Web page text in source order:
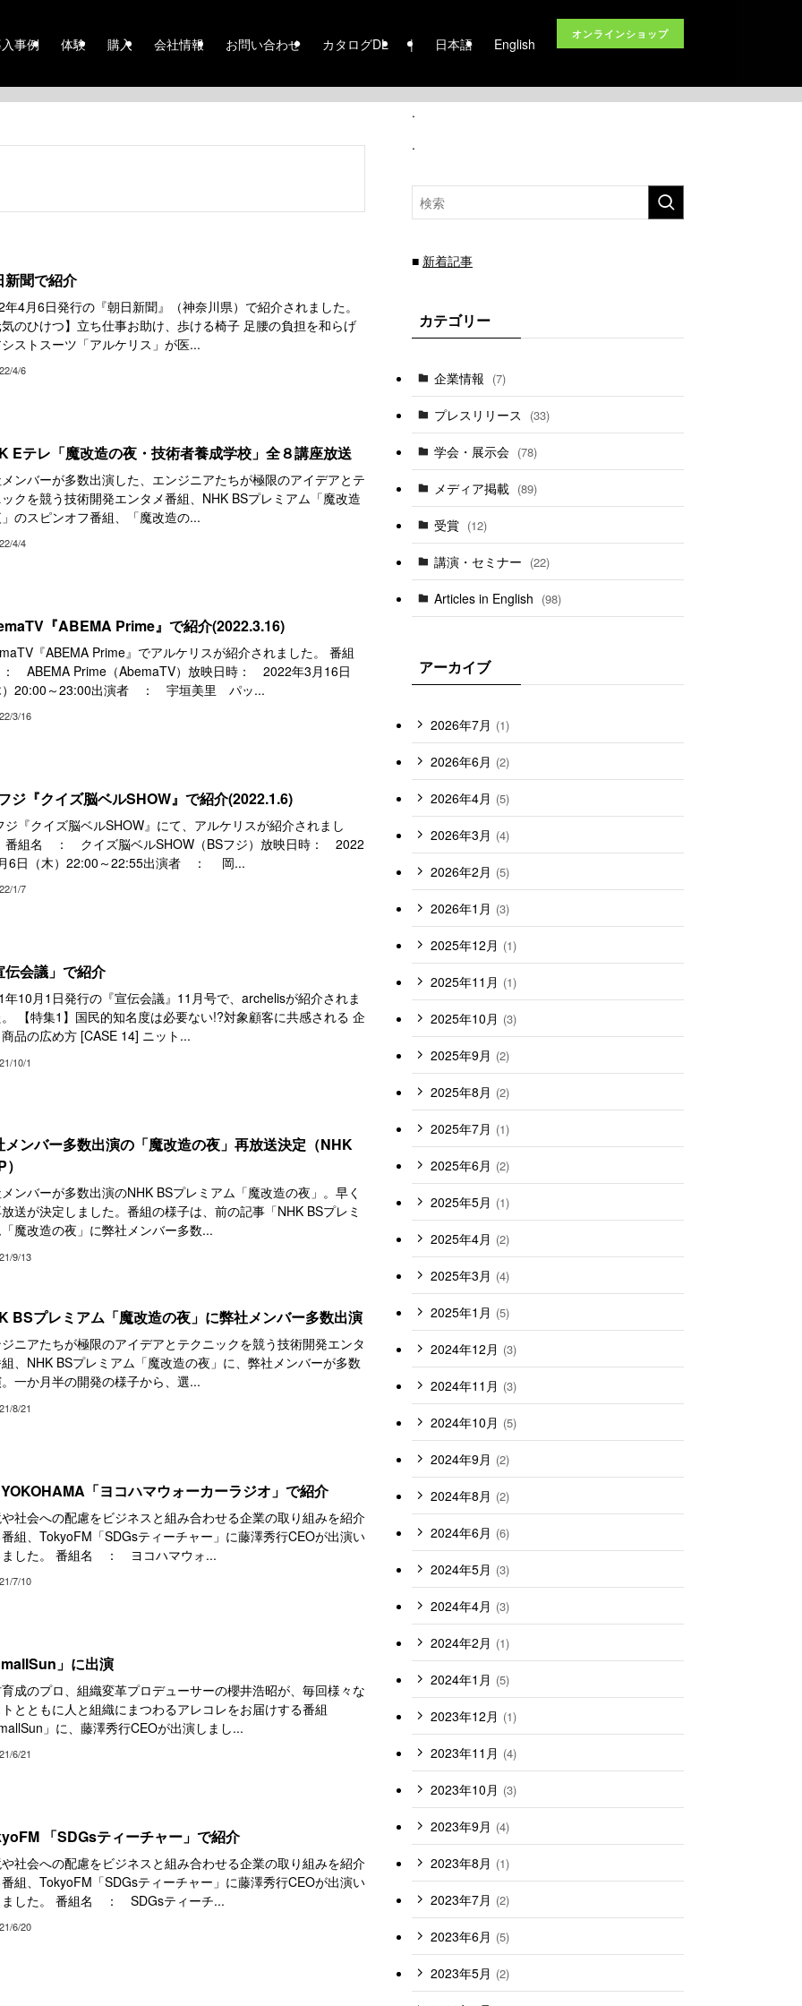
事例 体験 購入 会社情報 お問い合わせ カタログDL | 日本語 English
オンラインショップ
新聞で紹介
年4月6日発行の『朝日新聞』（神奈川県）で紹介されました。
のひけつ】立ち仕事お助け、歩ける椅子 足腰の負担を和らげ
ストスーツ「アルケリス」が医...
4/6
Eテレ「魔改造の夜・技術者養成学校」全８講座放送
ンバーが多数出演した、エンジニアたちが極限のアイデアとテ
クを競う技術開発エンタメ番組、NHK BSプレミアム「魔改造
のスピンオフ番組、「魔改造の...
4/4
『ABEMA Prime』で紹介(2022.3.16)
『ABEMA Prime』でアルケリスが紹介されました。 番組
ABEMA Prime（AbemaTV）放映日時： 2022年3月16日
）20:00～23:00出演者 ： 宇垣美里 パッ...
3/16
ジ『クイズ脳ベルSHOW』で紹介(2022.1.6)
ジ『クイズ脳ベルSHOW』にて、アルケリスが紹介されまし
番組名 ： クイズ脳ベルSHOW（BSフジ）放映日時： 2022
6日（木）22:00～22:55出演者 ： 岡...
1/7
伝会議」で紹介
年10月1日発行の『宣伝会議』11月号で、archelisが紹介されま
【特集1】国民的知名度は必要ない!?対象顧客に共感される 企
品の広め方 [CASE 14] ニット...
10/1
メンバー多数出演の「魔改造の夜」再放送決定（NHK
ンバーが多数出演のNHK BSプレミアム「魔改造の夜」。早く
送が決定しました。番組の様子は、前の記事「NHK BSプレミ
魔改造の夜」に弊社メンバー多数...
9/13
BSプレミアム「魔改造の夜」に弊社メンバー多数出演
ニアたちが極限のアイデアとテクニックを競う技術開発エンタ
、NHK BSプレミアム「魔改造の夜」に、弊社メンバーが多数
一か月半の開発の様子から、選...
8/21
「ヨコハマウォーカーラジオ」で紹介
社会への配慮をビジネスと組み合わせる企業の取り組みを紹介
組、TokyoFM「SDGsティーチャー」に藤澤秀行CEOが出演い
ました。 番組名 ： ヨコハマウォ...
7/10
」に出演
成のプロ、組織変革プロデューサーの櫻井浩昭が、毎回様々な
とともに人と組織にまつわるアレコレをお届けする番組
」に、藤澤秀行CEOが出演しまし...
6/21
「SDGsティーチャー」で紹介
社会への配慮をビジネスと組み合わせる企業の取り組みを紹介
組、TokyoFM「SDGsティーチャー」に藤澤秀行CEOが出演い
ました。 番組名 ： SDGsティーチ...
6/20
.
.
■ 新着記事
カテゴリー
企業情報 (7)
プレスリリース (33)
学会・展示会 (78)
メディア掲載 (89)
受賞 (12)
講演・セミナー (22)
Articles in English (98)
アーカイブ
2026年7月 (1)
2026年6月 (2)
2026年4月 (5)
2026年3月 (4)
2026年2月 (5)
2026年1月 (3)
2025年12月 (1)
2025年11月 (1)
2025年10月 (3)
2025年9月 (2)
2025年8月 (2)
2025年7月 (1)
2025年6月 (2)
2025年5月 (1)
2025年4月 (2)
2025年3月 (4)
2025年1月 (5)
2024年12月 (3)
2024年11月 (3)
2024年10月 (5)
2024年9月 (2)
2024年8月 (2)
2024年6月 (6)
2024年5月 (3)
2024年4月 (3)
2024年2月 (1)
2024年1月 (5)
2023年12月 (1)
2023年11月 (4)
2023年10月 (3)
2023年9月 (4)
2023年8月 (1)
2023年7月 (2)
2023年6月 (5)
2023年5月 (2)